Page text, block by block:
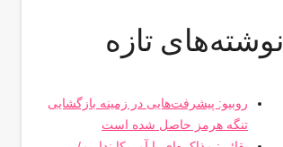
نوشته‌های تازه
روبیو: پیشرفت‌هایی در زمینه بازگشایی
تنگه هرمز حاصل شده است